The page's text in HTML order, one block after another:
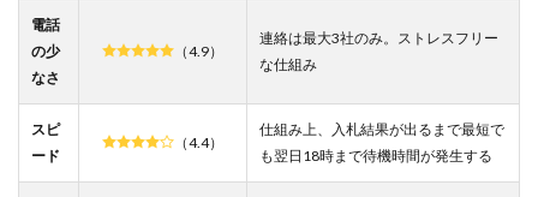
較｜
手厚
電話
の少
なさ
（4.9）
連絡は最大3社のみ。ストレスフリー
な仕組み
スピ
ード
（4.4）
仕組み上、入札結果が出るまで最短で
も翌日18時まで待機時間が発生する